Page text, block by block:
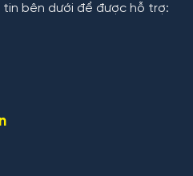
bên dưới để được hỗ trợ: